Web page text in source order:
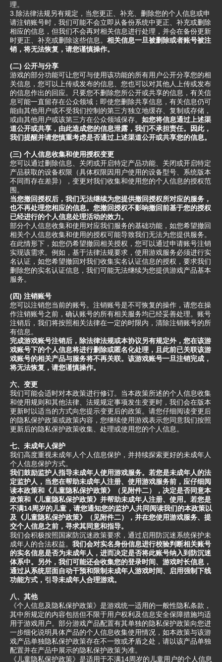
理。
3.除法律法规另有规定，当您更正、补充、删除您的个人信息或申
请注销账号时，我们可能不会立即从备份系统中更正、补充或删除
相应的信息，但我们不会再对相关信息进行处理，并会在备份更新
时更正、补充或删除这些信息。 相关信息一旦被删除或者账号被注
销，将无法恢复，请您谨慎操作。
(二) 公开与分享
游戏的部分功能可让您可与使用该功能的所有用户公开分享您的相
关信息，您可以上传或发布的信息、您也可以对其他人上传或发布
的信息作出的回应。只要您不删除您所公开或共享的信息，有关信
息可能一直留存在公众领域；即使您删除共享信息，有关信息仍可
能由其他用户或不受我们控制的第三方独立地缓存、复制或存储，
或由其他用户或该第三方在公众领域保存。 如您将信息通过上述渠
道公开或共享，由此造成您的信息泄露，我们不承担责任。因此，
我们提醒并请您慎重考虑是否通过上述渠道公开或共享您的信息。
(三) 个人信息收集和使用授权变更
您可以通过删除信息、关闭或开启特定产品功能、关闭或开启特定
产品获取的设备权限（具体权限因用户使用的设备型号、系统版本
不同而存在差异），变更对我们收集和使用您的个人信息的授权范
围。
当您撤回授权后，我们无法继续为您提供撤回授权所对应的服务，
也不再处理您相应的信息。您撤回授权不影响撤回前基于您的授权
已经进行的个人信息处理活动的效力。
部分个人信息收集和使用对应我们服务的基础功能，如您希望撤回
相关个人信息收集和使用的授权可能导致我们无法为您提供服务。
在此情形下，如您仍希望撤回相关授权，您可以通过申请账号注销
实现该需求。例如，基于法律法规要求，使用游戏服务必须进行实
名认证，如您希望撤回对我们收集实名认证信息的授权，要求我们
删除您的实名认证信息，我们可能无法继续为您提供游戏产品基本
服务。
(四) 注销账号
您可以注销您当前的账号。注销账号是不可恢复的操作，请您在操
作注销账号之前，确认账号的所有相关服务均已经妥善处理。账号
注销后，我们将按照相关法律在一定的时限内，清除注销账号的所
有信息。
完成游戏账号注销后，除法律法规或本协议另有规定外，您在该游
戏账号下的个人信息将进行删除或匿名化处理，且此前已关联该游
戏账号的相关产品与服务将不再关联。该游戏账号一旦注销完成，
将无法恢复，请您谨慎操作。
六、变更
我们可能会适时对本政策进行修订。当本政策所述的个人信息收集
和使用规则和其他法律、法规规定事项发生变更时，我们会在版本
更新时以适当的方式向您提示变更后的政策。请您仔细阅读变更后
的隐私保护政策或政策内容，您继续使用游戏表示您同意我们按照
更新后的隐私保护政策收集、处理或使用您的个人信息。
七、未成年人保护
我们高度重视未成年人个人信息保护，并持续探索更好的未成年人
个人信息保护方式。
我们鼓励监护人指导未成年人使用游戏服务。若您是未成年人的法
定监护人，当您在帮助未成年人注册、使用游戏服务前，应仔细阅
读本政策和《儿童隐私保护政策》（见附件二），决定是否同意本
政策和《儿童隐私保护政策》并帮助未成年人注册、使用。若您是
不满14周岁的儿童，请您通知您的监护人共同阅读我们的本政策以
及《儿童隐私保护政策》（见附件二），并在您使用游戏服务、提
交个人信息之前，寻求其同意和指导。
我们会积极按照国家防沉迷政策要求，通过启用防沉迷系统保护未
成年人的合法权益。 我们会对实名身份信息进行校验判断相关账号
的实名信息是否为未成年人，进而决定是否将此账号纳入到防沉迷
体系中。另外，我们可能还会收集您的登录时间、游戏时长信息，
通过从系统层面自动干预和限制未成年人游戏时间、启用强制下线
功能方式，引导未成年人合理游戏。
八、其他
《个人信息及隐私保护政策》是游戏统一适用的一般性隐私条款，
其中所规定的内容包括但不限于用户权利及信息安全保障措施均适
用于游戏用户。部分游戏产品配置有其单独的隐私保护政策向您进
一步细化说明具体产品的个人信息收集使用情况，如本政策与该游
戏产品单独隐私保护政策存在不一致或矛盾之处，请以该产品单独
配置并在产品中展示的隐私保护政策为准。
《儿童隐私保护政策》是适用于不满14周岁的儿童用户的个人信息